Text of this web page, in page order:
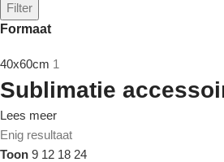
Filter
Formaat
40x60cm 1
Sublimatie
Lees meer
Enig resultaat
Toon 9 12 18 24